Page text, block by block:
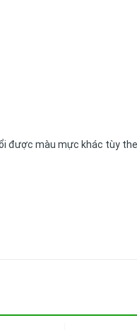
được màu mực khác tùy